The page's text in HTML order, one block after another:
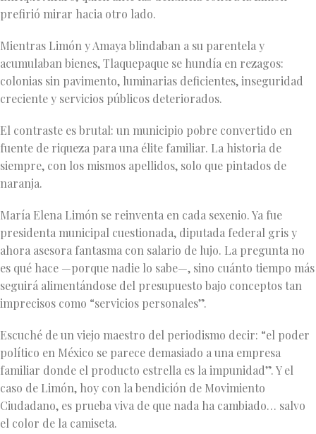
prefirió mirar hacia otro lado.
Mientras Limón y Amaya blindaban a su parentela y
acumulaban bienes, Tlaquepaque se hundía en rezagos:
colonias sin pavimento, luminarias deficientes, inseguridad
creciente y servicios públicos deteriorados.
El contraste es brutal: un municipio pobre convertido en
fuente de riqueza para una élite familiar. La historia de
siempre, con los mismos apellidos, solo que pintados de
naranja.
María Elena Limón se reinventa en cada sexenio. Ya fue
presidenta municipal cuestionada, diputada federal gris y
ahora asesora fantasma con salario de lujo. La pregunta no
es qué hace —porque nadie lo sabe—, sino cuánto tiempo más
seguirá alimentándose del presupuesto bajo conceptos tan
imprecisos como “servicios personales”.
Escuché de un viejo maestro del periodismo decir: “el poder
político en México se parece demasiado a una empresa
familiar donde el producto estrella es la impunidad”. Y el
caso de Limón, hoy con la bendición de Movimiento
Ciudadano, es prueba viva de que nada ha cambiado… salvo
el color de la camiseta.